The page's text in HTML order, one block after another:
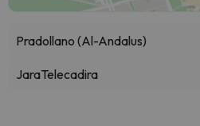
Pradollano (Al-Andalus)
JaraTelecadira